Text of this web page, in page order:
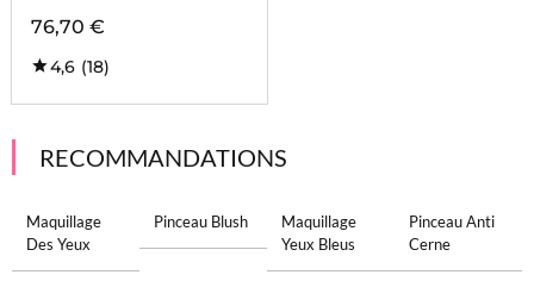
76,70 €
4,6 (18)
RECOMMANDATIONS
Maquillage
Des Yeux
Pinceau Blush
Maquillage
Yeux Bleus
Pinceau Anti
Cerne